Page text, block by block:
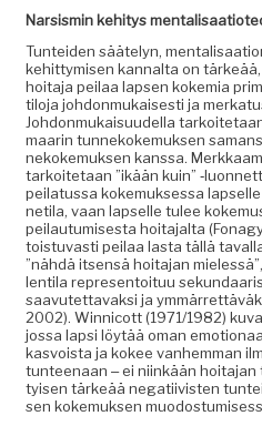
Nar­sis­min kehi­tys
Tun­tei­den sääte­lyn,
kehit­tymisen kannal­ta on
hoita­ja peilaa lapsen kokemia
tilo­ja johdon­mukaises­ti ja
Johdon­mukaisu­udel­la
maarin tun­nekoke­muk­sen
nekoke­muk­sen kanssa.
tarkoite­taan ”ikään kuin”
peila­tus­sa koke­muk­ses­sa
neti­la, vaan lapselle tulee
peilau­tu­mis­es­ta hoita­jal­ta
tois­tu­vasti peilaa las­ta täl­lä
”nähdä itsen­sä hoita­jan
len­ti­la rep­re­sen­toituu
saavutet­tavak­si ja
2002). Win­ni­cott (1971/1982)
jos­sa lap­si löytää oman
kasvoista ja kokee van­hem­man
tun­teenaan ‒ ei niinkään
tyisen tärkeää negati­ivis­ten
sen koke­muk­sen